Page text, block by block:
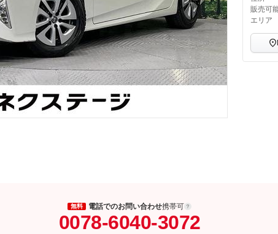
販売可
エリア
無料 電話でのお問い合わせ携帯可
0078-6040-3072